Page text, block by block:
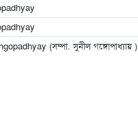
(সম্পা. সুনীল গঙ্গোপাধ্যায় )